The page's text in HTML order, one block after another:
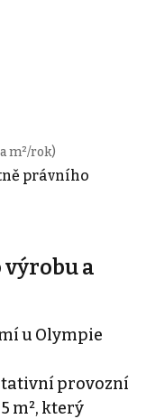
m²/rok)
právního
a
u Olympie
provozní
m², který